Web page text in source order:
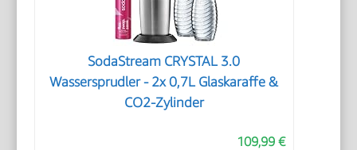
SodaStream CRYSTAL 3.0
Wassersprudler - 2x 0,7L Glaskaraffe &
CO2-Zylinder
109,99 €